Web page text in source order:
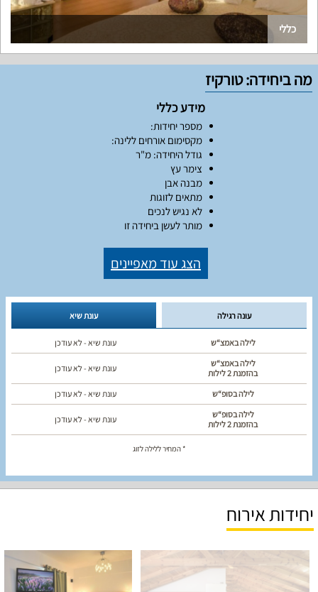
כללי
עונת שיא עונה רגילה
לילה באמצ“ש
עונת שיא - לא עודכן
לילה באמצ“ש
בהזמנת 2 לילות
עונת שיא - לא עודכן
לילה בסופ“ש
עונת שיא - לא עודכן
לילה בסופ“ש
בהזמנת 2 לילות
עונת שיא - לא עודכן
* המחיר ללילה לזוג
מה ביחידה: טורקיז
מידע כללי
מספר יחידות:
מקסימום אורחים ללינה:
גודל היחידה: מ"ר
צימר עץ
מבנה אבן
מתאים לזוגות
לא נגיש לנכים
מותר לעשן ביחידה זו
הצג עוד מאפיינים
יחידות אירוח